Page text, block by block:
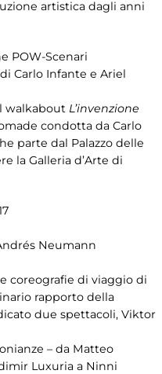
artistica dagli anni
POW-Scenari
Carlo Infante e Ariel
walkabout L’invenzione
condotta da Carlo
parte dal Palazzo delle
la Galleria d’Arte di
Neumann
coreografie di viaggio di
rapporto della
due spettacoli, Viktor
– da Matteo
Luxuria a Ninni